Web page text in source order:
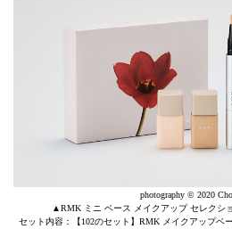
photography © 2020
▲RMK ミニ ベース メイクアップ セレクシ
セット内容：【102のセット】RMK メイクアップベ